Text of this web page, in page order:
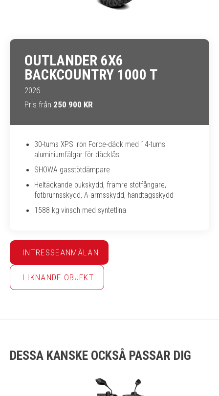
OUTLANDER 6X6
BACKCOUNTRY 1000 T
2026
Pris från 250 900 KR
30-tums XPS Iron Force-däck med 14-tums
aluminiumfälgar för däcklås
SHOWA gasstötdämpare
Heltäckande bukskydd, främre stötfångare,
fotbrunnsskydd, A-armsskydd, handtagsskydd
1588 kg vinsch med syntetlina
INTRESSEANMÄLAN
LIKNANDE OBJEKT
DESSA KANSKE OCKSÅ PASSAR DIG